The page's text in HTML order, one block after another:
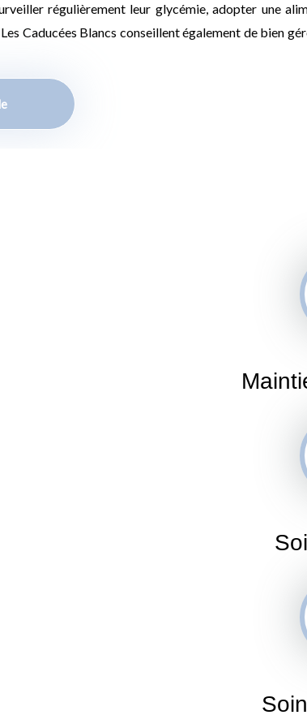
régulièrement leur glycémie, adopter une
Caducées Blancs conseillent également de bien